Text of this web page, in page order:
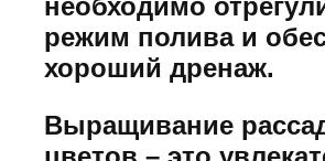
необходимо
режим полива и
хороший дренаж.
Выращивание